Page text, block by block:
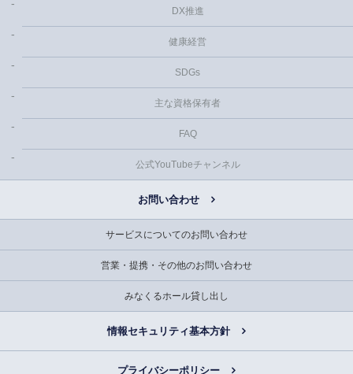
DX推進
健康経営
SDGs
主な資格保有者
FAQ
公式YouTubeチャンネル
お問い合わせ
サービスについてのお問い合わせ
営業・提携・その他のお問い合わせ
みなくるホール貸し出し
情報セキュリティ基本方針
プライバシーポリシー